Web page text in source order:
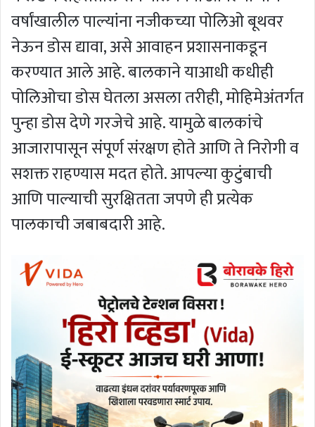
वर्षांखालील पाल्यांना नजीकच्या पोलिओ बूथवर
नेऊन डोस द्यावा, असे आवाहन प्रशासनाकडून
करण्यात आले आहे. बालकाने याआधी कधीही
पोलिओचा डोस घेतला असला तरीही, मोहिमेअंतर्गत
पुन्हा डोस देणे गरजेचे आहे. यामुळे बालकांचे
आजारापासून संपूर्ण संरक्षण होते आणि ते निरोगी व
सशक्त राहण्यास मदत होते. आपल्या कुटुंबाची
आणि पाल्याची सुरक्षितता जपणे ही प्रत्येक
पालकाची जबाबदारी आहे.